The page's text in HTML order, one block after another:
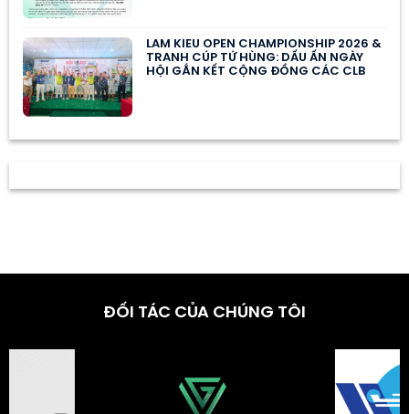
LAM KIEU OPEN CHAMPIONSHIP 2026 &
TRANH CÚP TỨ HÙNG: DẤU ẤN NGÀY
HỘI GẮN KẾT CỘNG ĐỒNG CÁC CLB
ĐỐI TÁC CỦA CHÚNG TÔI